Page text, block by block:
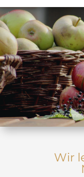
Wir